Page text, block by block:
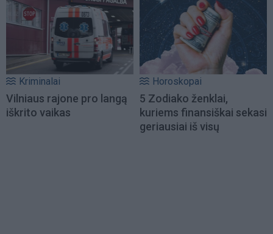
Kriminalai
Vilniaus rajone pro langą
iškrito vaikas
Horoskopai
5 Zodiako ženklai,
kuriems finansiškai sekasi
geriausiai iš visų